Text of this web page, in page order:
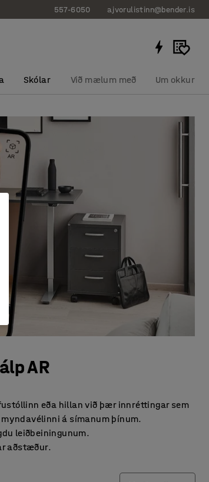
557-6050 ajvorulistinn@bender.is
Skólar Við mælum með Um okkur
AR
eða hillan við þær innréttingar sem
á símanum þínum.
leiðbeiningunum.
aðstæður.